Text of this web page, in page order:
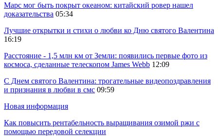
Марс мог быть покрыт океаном: китайский ровер нашел
доказательства 05:34
Лучшие открытки и стихи о любви ко Дню святого Валентина
16:19
Расстояние - 1,5 млн км от Земли: появились первые фото из
космоса, сделанные телескопом James Webb 12:09
С Днем святого Валентина: трогательные видеопоздравления
и признания в любви в смс 09:59
Новая информация
Как повысить рентабельность выращивания озимой ржи с
помощью передовой селекции